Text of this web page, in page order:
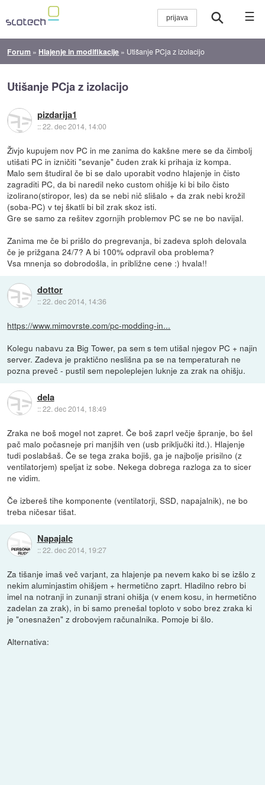
☰
Forum » Hlajenje in modifikacije » Utišanje PCja z izolacijo
Utišanje PCja z izolacijo
pizdarija1
::22. dec 2014, 14:00
Živjo kupujem nov PC in me zanima do kakšne mere se da čimbolj
utišati PC in izničiti "sevanje" čuden zrak ki prihaja iz kompa.
Malo sem študiral če bi se dalo uporabit vodno hlajenje in čisto
zagraditi PC, da bi naredil neko custom ohišje ki bi bilo čisto
izolirano(stiropor, les) da se nebi nič slišalo + da zrak nebi krožil
(soba-PC) v tej škatli bi bil zrak skoz isti.
Gre se samo za rešitev zgornjih problemov PC se ne bo navijal.
Zanima me če bi prišlo do pregrevanja, bi zadeva sploh delovala
če je prižgana 24/7? A bi 100% odpravil oba problema?
Vsa mnenja so dobrodošla, in približne cene :) hvala!!
dottor
::22. dec 2014, 14:36
https://www.mimovrste.com/pc-modding-in...
Kolegu nabavu za Big Tower, pa sem s tem utišal njegov PC + najin
server. Zadeva je praktično neslišna pa se na temperaturah ne
pozna preveč - pustil sem nepoleplejen luknje za zrak na ohišju.
dela
::22. dec 2014, 18:49
Zraka ne boš mogel not zapret. Če boš zaprl večje špranje, bo šel
pač malo počasneje pri manjših ven (usb priključki itd.). Hlajenje
tudi poslabšaš. Če se tega zraka bojiš, ga je najbolje prisilno (z
ventilatorjem) speljat iz sobe. Nekega dobrega razloga za to sicer
ne vidim.
Če izbereš tihe komponente (ventilatorji, SSD, napajalnik), ne bo
treba ničesar tišat.
Napajalc
::22. dec 2014, 19:27
Za tišanje imaš več varjant, za hlajenje pa nevem kako bi se izšlo z
nekim aluminjastim ohišjem + hermetično zaprt. Hladilno rebro bi
imel na notranji in zunanji strani ohišja (v enem kosu, in hermetično
zadelan za zrak), in bi samo prenešal toploto v sobo brez zraka ki
je "onesnažen" z drobovjem računalnika. Pomoje bi šlo.
Alternativa: